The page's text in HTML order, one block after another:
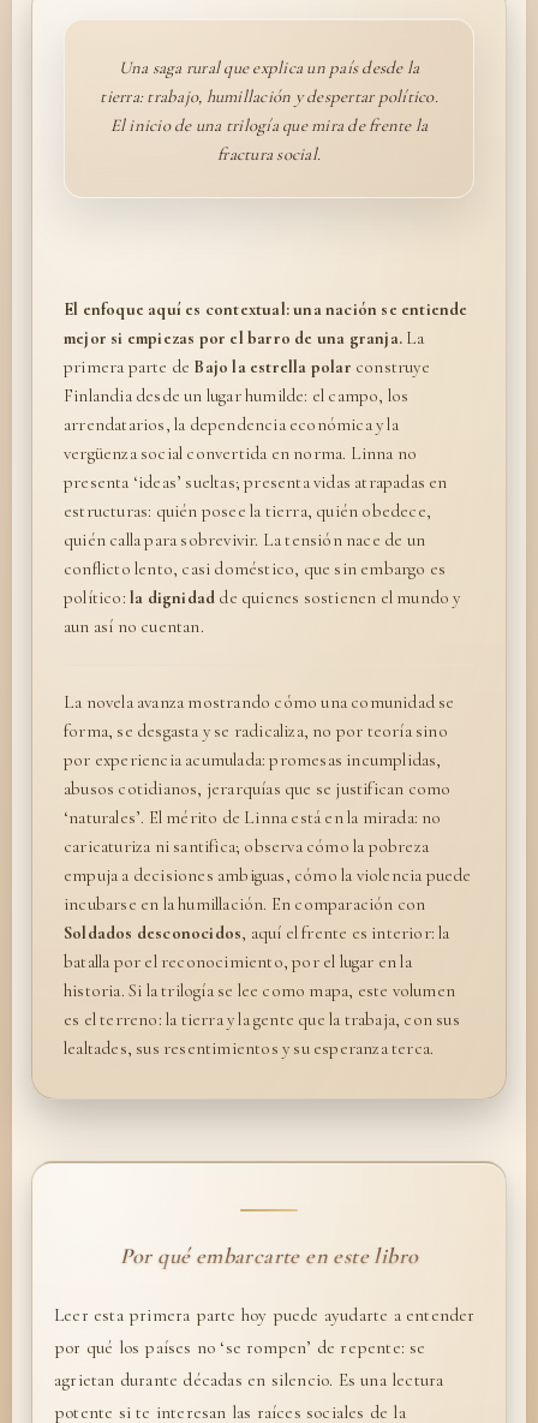
Una saga rural que explica un país desde la
tierra: trabajo, humillación y despertar político.
El inicio de una trilogía que mira de frente la
fractura social.
El enfoque aquí es contextual: una nación se entiende
mejor si empiezas por el barro de una granja. La
primera parte de Bajo la estrella polar construye
Finlandia desde un lugar humilde: el campo, los
arrendatarios, la dependencia económica y la
vergüenza social convertida en norma. Linna no
presenta ‘ideas’ sueltas; presenta vidas atrapadas en
estructuras: quién posee la tierra, quién obedece,
quién calla para sobrevivir. La tensión nace de un
conflicto lento, casi doméstico, que sin embargo es
político:la dignidad de quienes sostienen el mundo y
aun así no cuentan.
La novela avanza mostrando cómo una comunidad se
forma, se desgasta y se radicaliza, no por teoría sino
por experiencia acumulada: promesas incumplidas,
abusos cotidianos, jerarquías que se justifican como
‘naturales’. El mérito de Linna está en la mirada: no
caricaturiza ni santifica; observa cómo la pobreza
empuja a decisiones ambiguas, cómo la violencia puede
incubarse en la humillación. En comparación con
Soldados desconocidos , aquí el frente es interior: la
batalla por el reconocimiento, por el lugar en la
historia. Si la trilogía se lee como mapa, este volumen
es el terreno: la tierra y la gente que la trabaja, con sus
lealtades, sus resentimientos y su esperanza terca.
Por qué embarcarte en este libro
Leer esta primera parte hoy puede ayudarte a entender
por qué los países no ‘se rompen’ de repente: se
agrietan durante décadas en silencio. Es una lectura
potente si te interesan las raíces sociales de la